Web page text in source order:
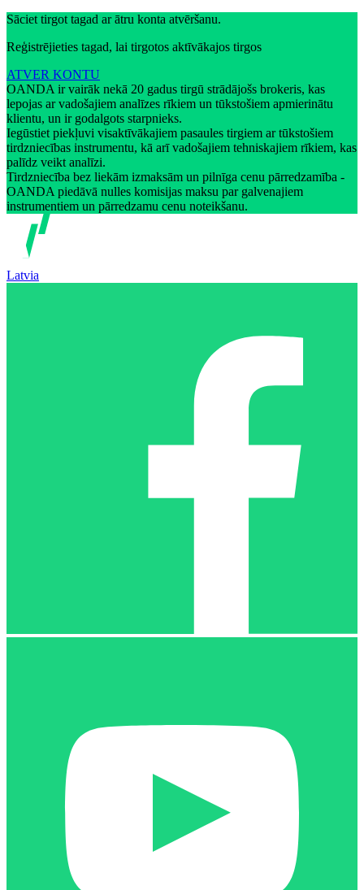
Sāciet tirgot tagad ar ātru konta atvēršanu.
Reģistrējieties tagad, lai tirgotos aktīvākajos tirgos
ATVER KONTU
OANDA ir vairāk nekā 20 gadus tirgū strādājošs brokeris, kas
lepojas ar vadošajiem analīzes rīkiem un tūkstošiem apmierinātu
klientu, un ir godalgots starpnieks.
Iegūstiet piekļuvi visaktīvākajiem pasaules tirgiem ar tūkstošiem
tirdzniecības instrumentu, kā arī vadošajiem tehniskajiem rīkiem, kas
palīdz veikt analīzi.
Tirdzniecība bez liekām izmaksām un pilnīga cenu pārredzamība -
OANDA piedāvā nulles komisijas maksu par galvenajiem
instrumentiem un pārredzamu cenu noteikšanu.
Latvia